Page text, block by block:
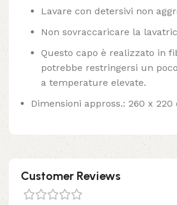
Lavare con detersivi non
Non sovraccaricare la
Questo capo è realizzato in
potrebbe restringersi un
a temperature elevate.
Dimensioni appross.: 260 x 220
Customer Reviews